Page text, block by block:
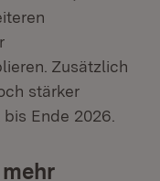
Zusätzlich
stärker
Ende 2026.